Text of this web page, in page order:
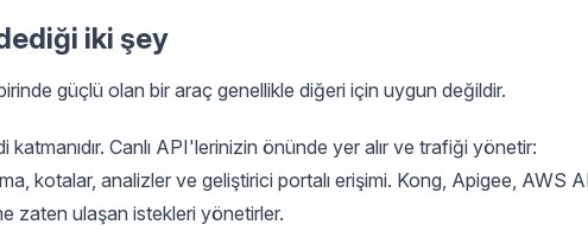
iki şey
güçlü olan bir araç genellikle diğeri için uygun değildir.
katmanıdır. Canlı API'lerinizin önünde yer alır ve trafiği yönetir:
kotalar, analizler ve geliştirici portalı erişimi. Kong, Apigee, AWS
zaten ulaşan istekleri yönetirler.